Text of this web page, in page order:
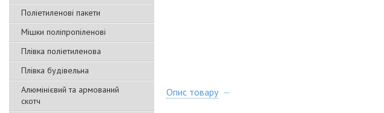
Поліетиленові пакети
Мішки поліпропіленові
Плівка поліетиленова
Плівка будівельна
Алюмінієвий та армований
скотч
Опис товару